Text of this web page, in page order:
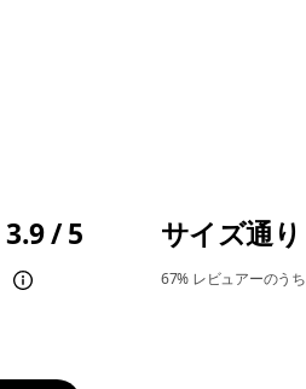
3.9 / 5 サイズ通り
67% レビュアーのうち